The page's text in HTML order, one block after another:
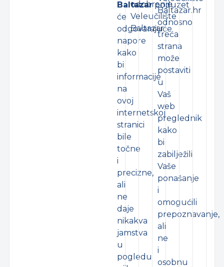
Baltazarpoduzet
će
odgovarajuće
napore
kako
bi
informacije
na
ovoj
internetskoj
stranici
bile
točne
i
precizne,
ali
ne
daje
nikakva
jamstva
u
pogledu
odobrenje
Veleučilište
Baltazar
Baltazar.hr
odnosno
treća
strana
može
postaviti
u
Vaš
web
preglednik
kako
bi
zabilježili
Vaše
ponašanje
i
omogućili
prepoznavanje,
ali
ne
i
osobnu